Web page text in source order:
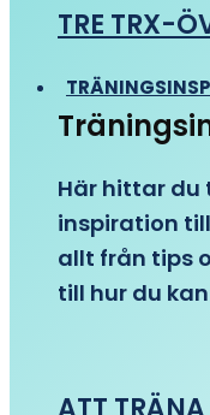
TRE TRX-
Här hittar
inspiration
allt från tips
till hur du